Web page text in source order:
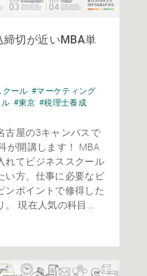
締切が近いMBA単
クール #マーケティング
#東京 #税理士養成
古屋の3キャンパスで
が開講します！ MBA
れてビジネススクール
い方、仕事に必要なビ
ンポイントで修得した
現在人気の科目...